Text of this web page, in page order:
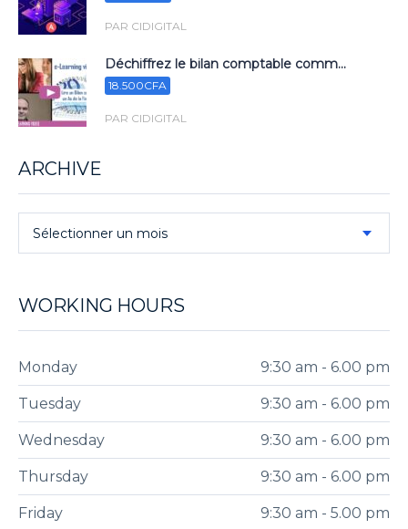
PAR CIDIGITAL
Déchiffrez le bilan comptable comm...
18.500CFA
PAR CIDIGITAL
ARCHIVE
Sélectionner un mois
WORKING HOURS
Monday 9:30 am - 6.00 pm
Tuesday 9:30 am - 6.00 pm
Wednesday 9:30 am - 6.00 pm
Thursday 9:30 am - 6.00 pm
Friday 9:30 am - 5.00 pm